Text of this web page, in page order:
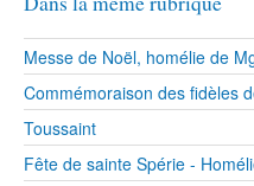
Messe de Noël, homélie de
Commémoraison des fidèles
Toussaint
Fête de sainte Spérie -